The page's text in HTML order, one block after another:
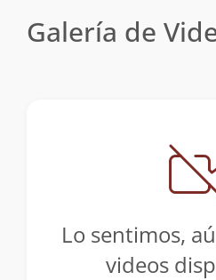
Galería de
Lo sentimos,
videos